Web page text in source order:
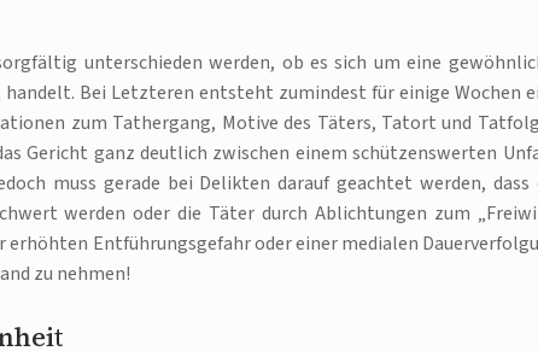
unterschieden werden, ob es sich um eine
Bei Letzteren entsteht zumindest für einige Wochen
zum Tathergang, Motive des Täters, Tatort und
Gericht ganz deutlich zwischen einem schützenswerten
muss gerade bei Delikten darauf geachtet werden, dass
werden oder die Täter durch Ablichtungen zum
erhöhten Entführungsgefahr oder einer medialen
zu nehmen!